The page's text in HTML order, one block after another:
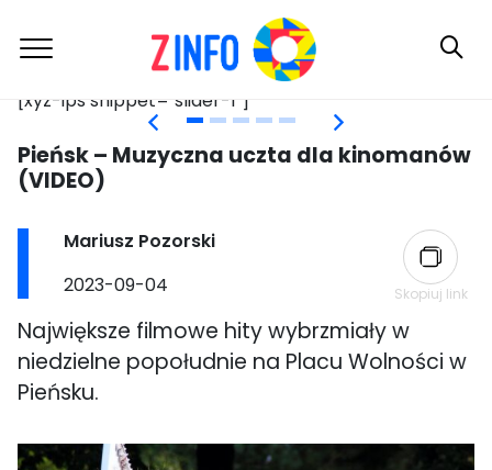
[xyz-ips snippet="slider-2"]
content
Pieńsk – Muzyczna uczta dla kinomanów
(VIDEO)
Post
Mariusz Pozorski
Post
2023-09-04 Skopiuj link
Największe filmowe hity wybrzmiały w
niedzielne popołudnie na Placu Wolności w
Pieńsku.